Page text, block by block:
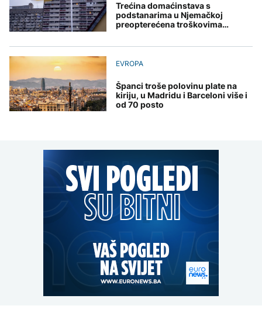
Trećina domaćinstava s
podstanarima u Njemačkoj
preopterećena troškovima
EVROPA
Španci troše polovinu plate na
kiriju, u Madridu i Barceloni više i
od 70 posto